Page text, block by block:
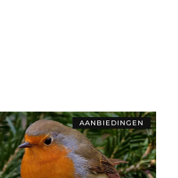
AANBIEDINGEN